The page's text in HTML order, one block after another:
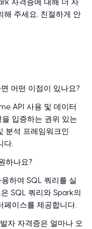
자격증에 대해 더 자
해 주세요. 친절하게 안
어떤 이점이 있나요?
API 사용 및 데이터
입증하는 권위 있는
분석 프레임워크인
다.
하나요?
하여 SQL 쿼리를 실
SQL 쿼리와 Spark의
페이스를 제공합니다.
자 자격증은 얼마나 오